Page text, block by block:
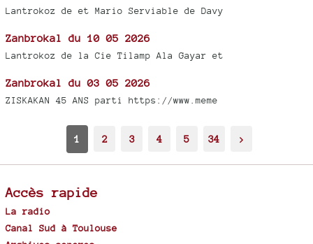
Lantrokoz de et Mario Serviable de Davy
Zanbrokal du 10 05 2026
Lantrokoz de la Cie Tilamp Ala Gayar et
Zanbrokal du 03 05 2026
ZISKAKAN 45 ANS parti https://www.meme
1 2 3 4 5 34 >
Accès rapide
La radio
Canal Sud à Toulouse